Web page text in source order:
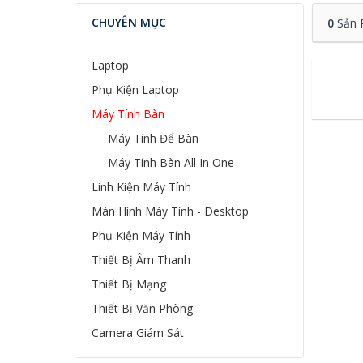
CHUYÊN MỤC
Laptop
Phụ Kiện Laptop
Máy Tính Bàn
Máy Tính Để Bàn
Máy Tính Bàn All In One
Linh Kiện Máy Tính
Màn Hình Máy Tính - Desktop
Phụ Kiện Máy Tính
Thiết Bị Âm Thanh
Thiết Bị Mạng
Thiết Bị Văn Phòng
Camera Giám Sát
0Sản